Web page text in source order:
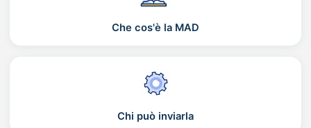
Che cos'è la MAD
Chi può inviarla